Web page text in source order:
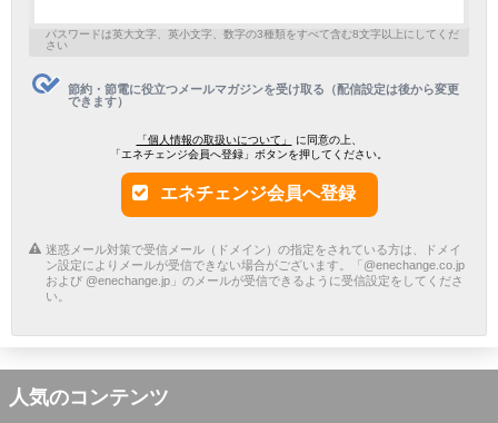
パスワードは英大文字、英小文字、数字の3種類をすべて含む8文字以上にしてくだ
さい
節約・節電に役立つメールマガジンを受け取る（配信設定は後から変更
できます）
「個人情報の取扱いについて」
に同意の上、
「エネチェンジ会員へ登録」ボタンを押してください。
エネチェンジ会員へ登録
迷惑メール対策で受信メール（ドメイン）の指定をされている方は、ドメイ
ン設定によりメールが受信できない場合がございます。「@enechange.co.jp
および @enechange.jp」のメールが受信できるように受信設定をしてくださ
い。
人気のコンテンツ